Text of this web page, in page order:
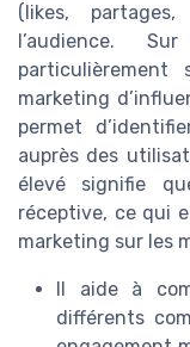
(likes,
l’audience.
marketing
permet
auprès des
élevé signifie
réceptive, ce qui
marketing sur les
Il aide à
différents